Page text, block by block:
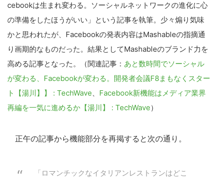
cebookは生まれ変わる。ソーシャルネットワークの進化に心
の準備をしたほうがいい」という記事を執筆。少々煽り気味
かと思われたが、Facebookの発表内容はMashableの指摘通
り画期的なものだった。結果としてMashableのブランド力を
高める記事となった。（関連記事： あと数時間でソーシャル
が変わる、Facebookが変わる。開発者会議F8まもなくスター
ト【湯川】】 : TechWave、 Facebook新機能はメディア業界
再編を一気に進めるか【湯川】 : TechWave）
正午の記事から機能部分を再掲すると次の通り。
「ロマンチックなイタリアンレストランはどこ